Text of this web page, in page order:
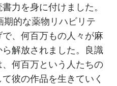
力を身に付けました。
期的な薬物リハビリテ
、何百万もの人々が麻
解放されました。良識
何百万という人たちの
彼の作品を生きていく